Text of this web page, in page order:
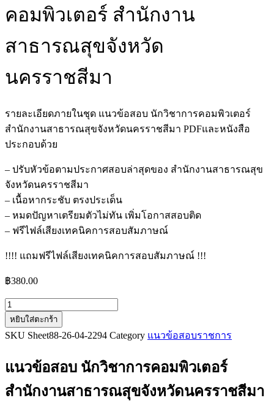
คอมพิวเตอร์ สำนักงาน
สาธารณสุขจังหวัด
นครราชสีมา
รายละเอียดภายในชุด แนวข้อสอบ นักวิชาการคอมพิวเตอร์
สำนักงานสาธารณสุขจังหวัดนครราชสีมา PDFและหนังสือ
ประกอบด้วย
– ปรับหัวข้อตามประกาศสอบล่าสุดของ สำนักงานสาธารณสุข
จังหวัดนครราชสีมา
– เนื้อหากระชับ ตรงประเด็น
– หมดปัญหาเตรียมตัวไม่ทัน เพิ่มโอกาสสอบติด
– ฟรีไฟล์เสียงเทคนิคการสอบสัมภาษณ์
!!!! แถมฟรีไฟล์เสียงเทคนิคการสอบสัมภาษณ์ !!!
฿380.00
จำนวน
แนว
ข้อสอบ
วิชาการ
คอมพิวเตอร์
สำนักงาน
หยิบใส่ตะกร้า
SKU Sheet88-26-04-2294 Category แนวข้อสอบราชการ
แนวข้อสอบ นักวิชาการคอมพิวเตอร์
สำนักงานสาธารณสุขจังหวัดนครราชสีมา